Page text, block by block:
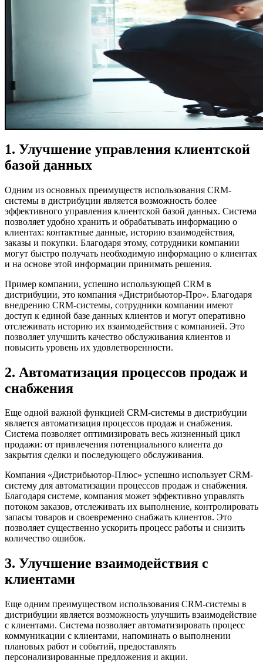
1. Улучшение управления клиентской
базой данных
Одним из основных преимуществ использования CRM-
системы в дистрибуции является возможность более
эффективного управления клиентской базой данных. Система
позволяет удобно хранить и обрабатывать информацию о
клиентах: контактные данные, историю взаимодействия,
заказы и покупки. Благодаря этому, сотрудники компании
могут быстро получать необходимую информацию о клиентах
и на основе этой информации принимать решения.
Пример компании, успешно использующей CRM в
дистрибуции, это компания «Дистрибьютор-Про». Благодаря
внедрению CRM-системы, сотрудники компании имеют
доступ к единой базе данных клиентов и могут оперативно
отслеживать историю их взаимодействия с компанией. Это
позволяет улучшить качество обслуживания клиентов и
повысить уровень их удовлетворенности.
2. Автоматизация процессов продаж и
снабжения
Еще одной важной функцией CRM-системы в дистрибуции
является автоматизация процессов продаж и снабжения.
Система позволяет оптимизировать весь жизненный цикл
продажи: от привлечения потенциального клиента до
закрытия сделки и последующего обслуживания.
Компания «Дистрибьютор-Плюс» успешно использует CRM-
систему для автоматизации процессов продаж и снабжения.
Благодаря системе, компания может эффективно управлять
потоком заказов, отслеживать их выполнение, контролировать
запасы товаров и своевременно снабжать клиентов. Это
позволяет существенно ускорить процесс работы и снизить
количество ошибок.
3. Улучшение взаимодействия с
клиентами
Еще одним преимуществом использования CRM-системы в
дистрибуции является возможность улучшить взаимодействие
с клиентами. Система позволяет автоматизировать процесс
коммуникации с клиентами, напоминать о выполнении
плановых работ и событий, предоставлять
персонализированные предложения и акции.